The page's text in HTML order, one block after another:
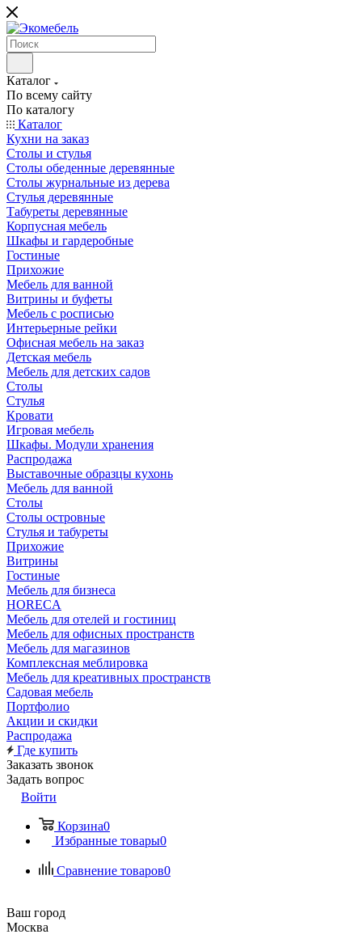
Каталог
По всему сайту
По каталогу
Каталог
Кухни на заказ
Столы и стулья
Столы обеденные деревянные
Столы журнальные из дерева
Стулья деревянные
Табуреты деревянные
Корпусная мебель
Шкафы и гардеробные
Гостиные
Прихожие
Мебель для ванной
Витрины и буфеты
Мебель с росписью
Интерьерные рейки
Офисная мебель на заказ
Детская мебель
Мебель для детских садов
Столы
Стулья
Кровати
Игровая мебель
Шкафы. Модули хранения
Распродажа
Выставочные образцы кухонь
Мебель для ванной
Столы
Столы островные
Стулья и табуреты
Прихожие
Витрины
Гостиные
Мебель для бизнеса
HORECA
Мебель для отелей и гостиниц
Мебель для офисных пространств
Мебель для магазинов
Комплексная меблировка
Мебель для креативных пространств
Садовая мебель
Портфолио
Акции и скидки
Распродажа
Где купить
Заказать звонок
Задать вопрос
Войти
Корзина0
Избранные товары0
Сравнение товаров0
Ваш город
Москва